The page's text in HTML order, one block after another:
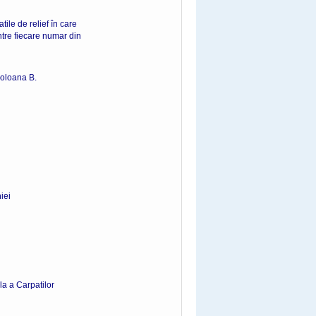
de relief în care
fiecare numar din
B.
a Carpatilor